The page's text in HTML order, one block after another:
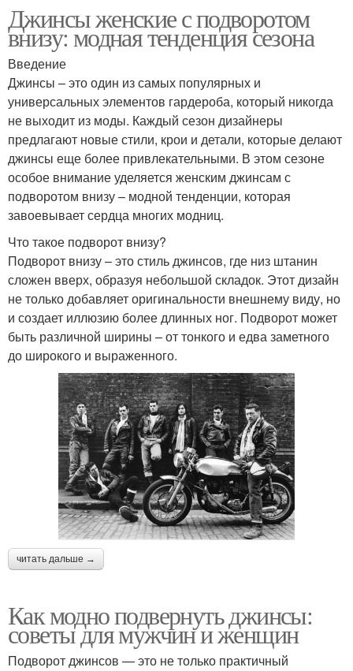
Джинсы женские с подворотом
внизу: модная тенденция сезона
Введение
Джинсы – это один из самых популярных и
универсальных элементов гардероба, который никогда
не выходит из моды. Каждый сезон дизайнеры
предлагают новые стили, крои и детали, которые делают
джинсы еще более привлекательными. В этом сезоне
особое внимание уделяется женским джинсам с
подворотом внизу – модной тенденции, которая
завоевывает сердца многих модниц.
Что такое подворот внизу?
Подворот внизу – это стиль джинсов, где низ штанин
сложен вверх, образуя небольшой складок. Этот дизайн
не только добавляет оригинальности внешнему виду, но
и создает иллюзию более длинных ног. Подворот может
быть различной ширины – от тонкого и едва заметного
до широкого и выраженного.
читать дальше →
Как модно подвернуть джинсы:
советы для мужчин и женщин
Подворот джинсов — это не только практичный